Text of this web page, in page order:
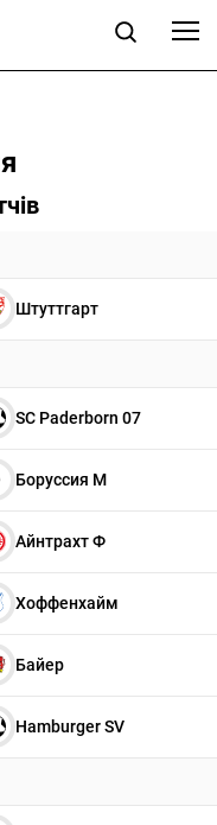
Штуттгарт
SC Paderborn 07
Боруссия М
Айнтрахт Ф
Хоффенхайм
Байер
Hamburger SV